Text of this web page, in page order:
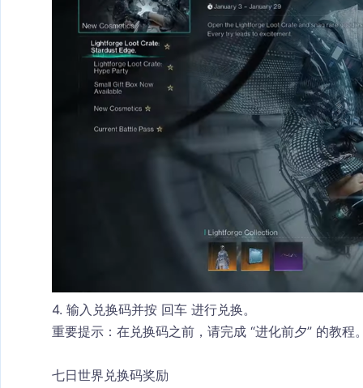
4. 输入兑换码并按 回车 进行兑换。
重要提示 ：在兑换码之前，请完成 “进化前夕” 的教程
七日世界兑换码奖励